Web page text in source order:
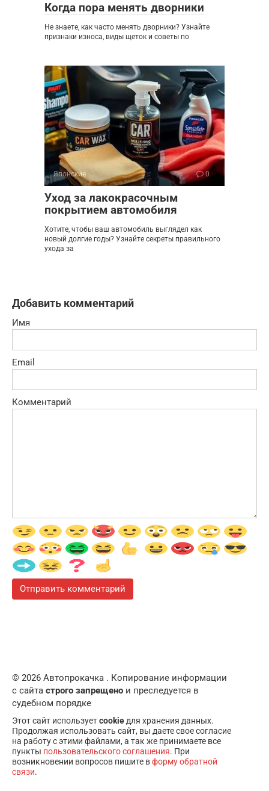
Когда пора менять дворники
Не знаете, как часто менять дворники? Узнайте
признаки износа, виды щеток и советы по
Японские 0
Уход за лакокрасочным
покрытием автомобиля
Хотите, чтобы ваш автомобиль выглядел как
новый долгие годы? Узнайте секреты правильного
ухода за
Добавить комментарий
Имя
Email
Комментарий
© 2026 Автопрокачка . Копирование информации
с сайта строго запрещено и преследуется в
судебном порядке
Этот сайт используетcookie для хранения данных.
Продолжая использовать сайт, вы даете свое согласие
на работу с этими файлами, а так же принимаете все
пункты пользовательского соглашения. При
возникновении вопросов пишите вформу обратной
связи.